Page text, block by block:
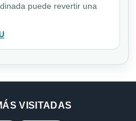
puede revertir una
VISITADAS